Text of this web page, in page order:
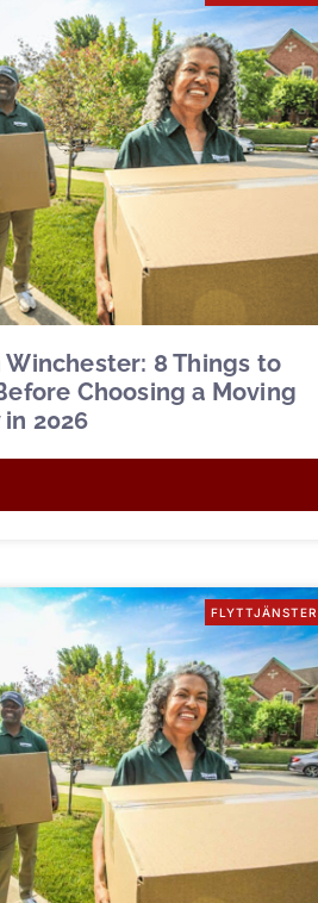
Winchester: 8 Things to
Choosing a Moving
2026
FLYTTJÄNSTER